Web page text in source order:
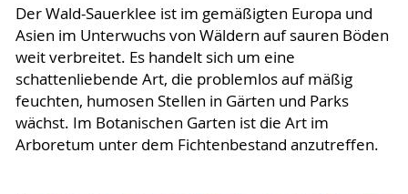
Der Wald-Sauerklee ist im gemäßigten Europa und
Asien im Unterwuchs von Wäldern auf sauren Böden
weit verbreitet. Es handelt sich um eine
schattenliebende Art, die problemlos auf mäßig
feuchten, humosen Stellen in Gärten und Parks
wächst. Im Botanischen Garten ist die Art im
Arboretum unter dem Fichtenbestand anzutreffen.